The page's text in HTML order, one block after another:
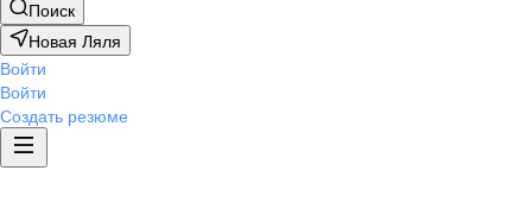
Поиск
Новая Ляля
Войти
Войти
Создать резюме